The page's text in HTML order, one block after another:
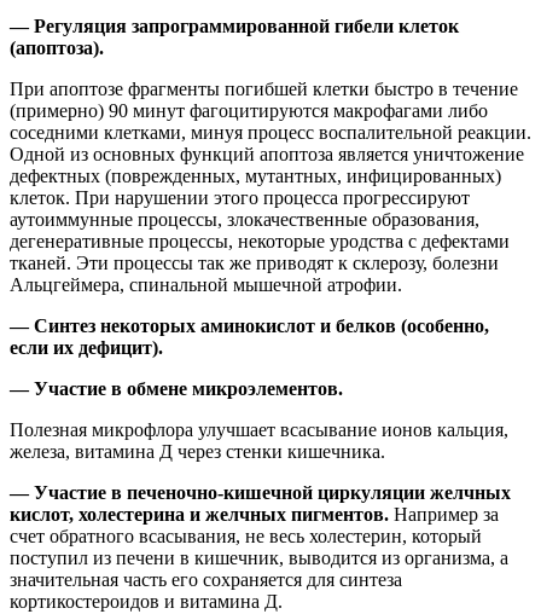
— Регуляция запрограммированной гибели клеток
(апоптоза).
При апоптозе фрагменты погибшей клетки быстро в течение
(примерно) 90 минут фагоцитируются макрофагами либо
соседними клетками, минуя процесс воспалительной реакции.
Одной из основных функций апоптоза является уничтожение
дефектных (поврежденных, мутантных, инфицированных)
клеток. При нарушении этого процесса прогрессируют
аутоиммунные процессы, злокачественные образования,
дегенеративные процессы, некоторые уродства с дефектами
тканей. Эти процессы так же приводят к склерозу, болезни
Альцгеймера, спинальной мышечной атрофии.
— Синтез некоторых аминокислот и белков (особенно,
если их дефицит).
— Участие в обмене микроэлементов.
Полезная микрофлора улучшает всасывание ионов кальция,
железа, витамина Д через стенки кишечника.
— Участие в печеночно-кишечной циркуляции желчных
кислот, холестерина и желчных пигментов. Например за
счет обратного всасывания, не весь холестерин, который
поступил из печени в кишечник, выводится из организма, а
значительная часть его сохраняется для синтеза
кортикостероидов и витамина Д.